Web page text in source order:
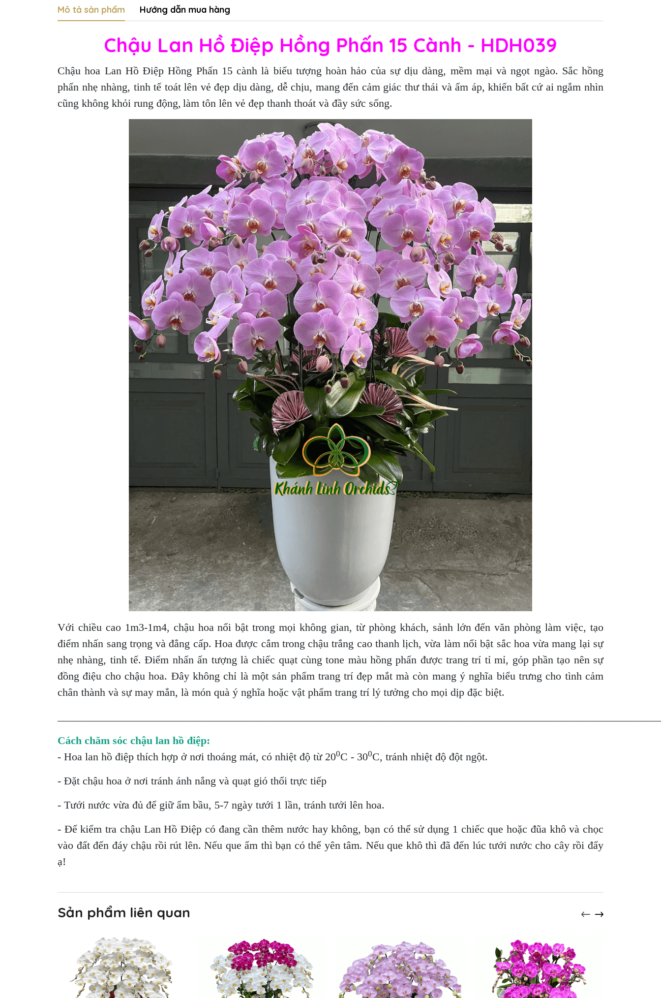
Mô tả sản phẩm Hướng dẫn mua hàng
Chậu Lan Hồ Điệp Hồng Phấn 15 Cành - HDH039
Chậu hoa Lan Hồ Điệp Hồng Phấn 15 cành là biểu tượng hoàn hảo của sự dịu dàng, mềm mại và ngọt ngào. Sắc hồng
phấn nhẹ nhàng, tinh tế toát lên vẻ đẹp dịu dàng, dễ chịu, mang đến cảm giác thư thái và ấm áp, khiến bất cứ ai ngắm nhìn
cũng không khỏi rung động, làm tôn lên vẻ đẹp thanh thoát và đầy sức sống.
Với chiều cao 1m3-1m4, chậu hoa nổi bật trong mọi không gian, từ phòng khách, sảnh lớn đến văn phòng làm việc, tạo
điểm nhấn sang trọng và đẳng cấp. Hoa được cắm trong chậu trắng cao thanh lịch, vừa làm nổi bật sắc hoa vừa mang lại sự
nhẹ nhàng, tinh tế. Điểm nhấn ấn tượng là chiếc quạt cùng tone màu hồng phấn được trang trí tỉ mỉ, góp phần tạo nên sự
đồng điệu cho chậu hoa. Đây không chỉ là một sản phẩm trang trí đẹp mắt mà còn mang ý nghĩa biểu trưng cho tình cảm
chân thành và sự may mắn, là món quà ý nghĩa hoặc vật phẩm trang trí lý tưởng cho mọi dịp đặc biệt.
Cách chăm sóc chậu lan hồ điệp:
- Hoa lan hồ điệp thích hợp ở nơi thoáng mát, có nhiệt độ từ 200C - 300C, tránh nhiệt độ đột ngột.
- Đặt chậu hoa ở nơi tránh ánh nắng và quạt gió thổi trực tiếp
- Tưới nước vừa đủ để giữ ẩm bầu, 5-7 ngày tưới 1 lần, tránh tưới lên hoa.
- Để kiểm tra chậu Lan Hồ Điệp có đang cần thêm nước hay không, bạn có thể sử dụng 1 chiếc que hoặc đũa khô và chọc
vào đất đến đáy chậu rồi rút lên. Nếu que ẩm thì bạn có thể yên tâm. Nếu que khô thì đã đến lúc tưới nước cho cây rồi đấy
ạ!
Sản phẩm liên quan